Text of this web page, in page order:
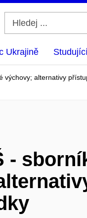
Ukrajině Studující
alternativy
-